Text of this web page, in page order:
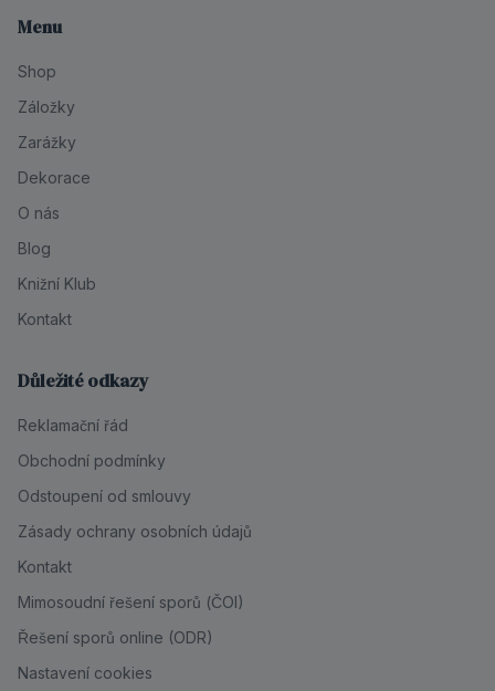
Menu
Shop
Záložky
Zarážky
Dekorace
O nás
Blog
Knižní Klub
Kontakt
Důležité odkazy
Reklamační řád
Obchodní podmínky
Odstoupení od smlouvy
Zásady ochrany osobních údajů
Kontakt
Mimosoudní řešení sporů (ČOI)
Řešení sporů online (ODR)
Nastavení cookies